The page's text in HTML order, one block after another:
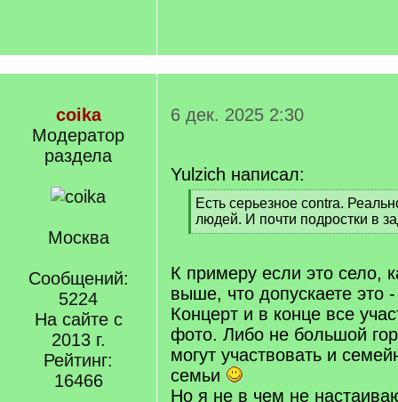
coika
Модератор
раздела
Москва
Сообщений:
5224
На сайте с
2013 г.
Рейтинг:
16466
6 дек. 2025 2:30
Yulzich написал:
[
q
]
Есть серьезное contra.
людей. И почти подростки в
[
q
]
К примеру если это село,
выше, что допускаете это
Концерт и в конце все
фото. Либо не большой
могут участвовать и
семьи
Но я не в чем не